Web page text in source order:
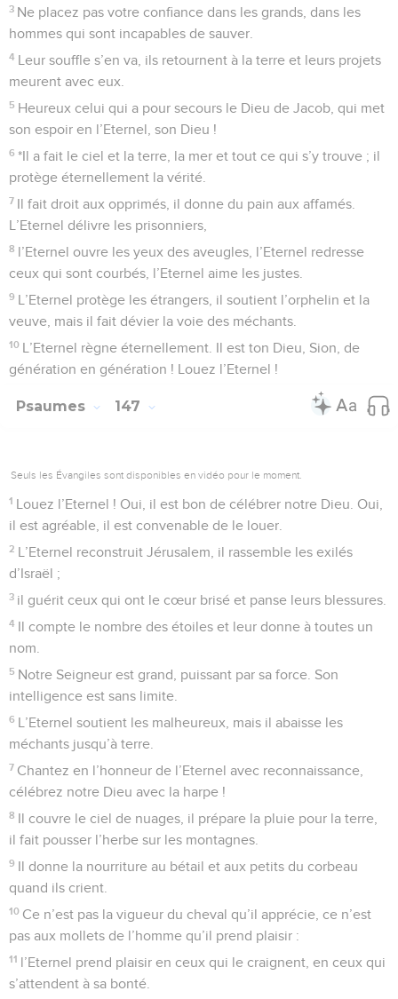
3 Ne placez pas votre confiance dans les grands, dans les
hommes qui sont incapables de sauver.
4 Leur souffle s’en va, ils retournent à la terre et leurs projets
meurent avec eux.
5 Heureux celui qui a pour secours le Dieu de Jacob, qui met
son espoir en l’Eternel, son Dieu !
6 *Il a fait le ciel et la terre, la mer et tout ce qui s’y trouve ; il
protège éternellement la vérité.
7 Il fait droit aux opprimés, il donne du pain aux affamés.
L’Eternel délivre les prisonniers,
8 l’Eternel ouvre les yeux des aveugles, l’Eternel redresse
ceux qui sont courbés, l’Eternel aime les justes.
9 L’Eternel protège les étrangers, il soutient l’orphelin et la
veuve, mais il fait dévier la voie des méchants.
10 L’Eternel règne éternellement. Il est ton Dieu, Sion, de
génération en génération ! Louez l’Eternel !
Psaumes 147
Seuls les Évangiles sont disponibles en vidéo pour le moment.
1 Louez l’Eternel ! Oui, il est bon de célébrer notre Dieu. Oui,
il est agréable, il est convenable de le louer.
2 L’Eternel reconstruit Jérusalem, il rassemble les exilés
d’Israël ;
3 il guérit ceux qui ont le cœur brisé et panse leurs blessures.
4 Il compte le nombre des étoiles et leur donne à toutes un
nom.
5 Notre Seigneur est grand, puissant par sa force. Son
intelligence est sans limite.
6 L’Eternel soutient les malheureux, mais il abaisse les
méchants jusqu’à terre.
7 Chantez en l’honneur de l’Eternel avec reconnaissance,
célébrez notre Dieu avec la harpe !
8 Il couvre le ciel de nuages, il prépare la pluie pour la terre,
il fait pousser l’herbe sur les montagnes.
9 Il donne la nourriture au bétail et aux petits du corbeau
quand ils crient.
10 Ce n’est pas la vigueur du cheval qu’il apprécie, ce n’est
pas aux mollets de l’homme qu’il prend plaisir :
11 l’Eternel prend plaisir en ceux qui le craignent, en ceux qui
s’attendent à sa bonté.